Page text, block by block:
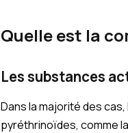
Quelle est la
Les substances
Dans la majorité des
pyréthrinoïdes, comme